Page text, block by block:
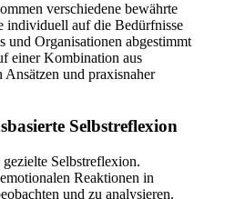
verschiedene bewährte
individuell auf die Bedürfnisse
und Organisationen abgestimmt
einer Kombination aus
und praxisnaher
Selbstreflexion
Selbstreflexion.
Reaktionen in
und zu analysieren.